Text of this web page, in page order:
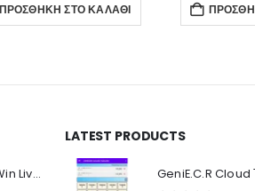
ΠΡΟΣΘΉΚΗ ΣΤΟ ΚΑΛΆΘΙ
Megasoft Prisma Win Live Viewer
LATEST PRODUCTS
Ο Λογαριασμός μου